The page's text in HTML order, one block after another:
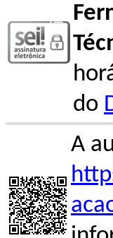
do
A